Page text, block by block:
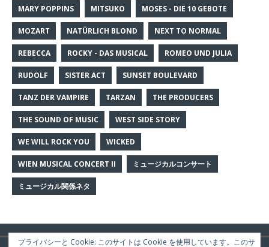
MARY POPPINS MITSUKO MOSES - DIE 10 GEBOTE
MOZART NATÜRLICH BLOND NEXT TO NORMAL
REBECCA ROCKY - DAS MUSICAL ROMEO UND JULIA
RUDOLF SISTER ACT SUNSET BOULEVARD
TANZ DER VAMPIRE TARZAN THE PRODUCERS
THE SOUND OF MUSIC WEST SIDE STORY
WE WILL ROCK YOU WICKED
WIEN MUSICAL CONCERT II ミュージカルコンサート
ミュージカル関係ネタ
プライバシーと Cookie: このサイトは Cookie を使用しています。このサ